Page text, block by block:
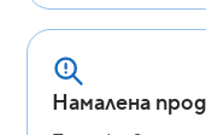
Намалена